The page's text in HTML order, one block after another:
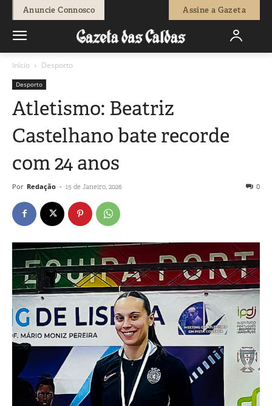
Anuncie Connosco Assine a Gazeta
Início Desporto
Desporto
Atletismo: Beatriz
Castelhano bate recorde
com 24 anos
Por Redação - 15 de Janeiro, 2026 0